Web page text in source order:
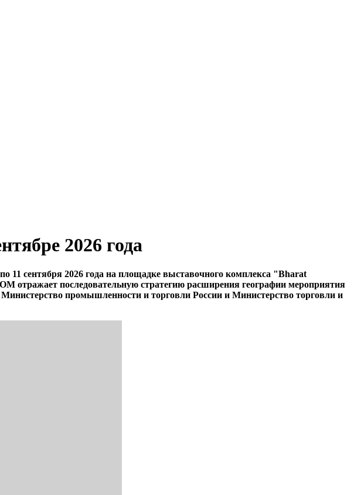
2026 года
2026 года на площадке выставочного комплекса "Bharat
последовательную стратегию расширения географии мероприятия
промышленности и торговли России и Министерство торговли и